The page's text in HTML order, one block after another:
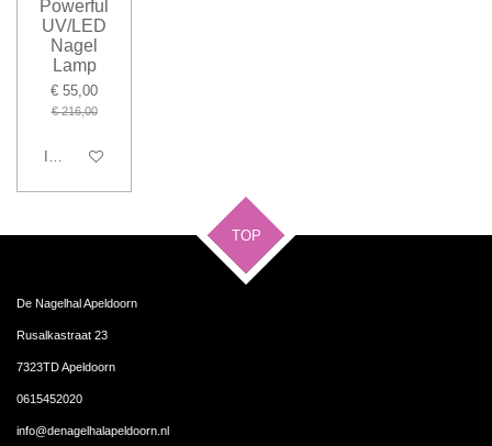
Powerful
UV/LED
Nagel
Lamp
€ 55,00
€ 216,00
In winkelwagen
TOP
De Nagelhal Apeldoorn
Rusalkastraat 23
7323TD Apeldoorn
0615452020
info@denagelhalapeldoorn.nl